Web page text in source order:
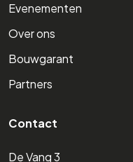
Evenementen
Over ons
Bouwgarant
Partners
Contact
De Vang 3